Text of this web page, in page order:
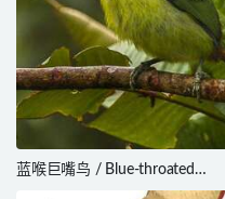
蓝喉巨嘴鸟 / Blue-throated
Toucanet / Aulacorhynchus